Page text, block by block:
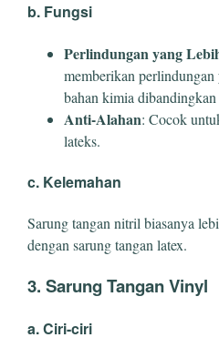
b. Fungsi
Perlindungan yang
memberikan
bahan kimia
Anti-Alahan: Cocok
lateks.
c. Kelemahan
Sarung tangan nitril biasanya
dengan sarung tangan latex.
3. Sarung Tangan Vinyl
a. Ciri-ciri